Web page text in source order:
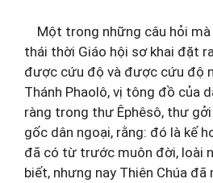
Một trong những câu hỏi mà
thái thời Giáo hội sơ khai đặt
được cứu độ và được cứu độ
Thánh Phaolô, vị tông đồ của
ràng trong thư Êphêsô, thư
gốc dân ngoại, rằng: đó là kế
đã có từ trước muôn đời, loài
biết, nhưng nay Thiên Chúa đã